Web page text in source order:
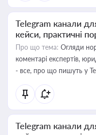
Telegram канали
кейси, практичні
Про що тема: Огляди
коментарі експертів,
- все, про що пишуть у
Telegram канали